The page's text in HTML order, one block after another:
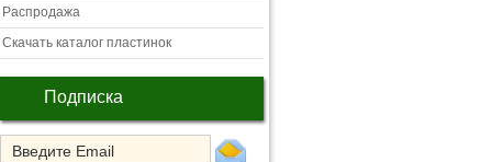
Распродажа
Скачать каталог пластинок
Подписка